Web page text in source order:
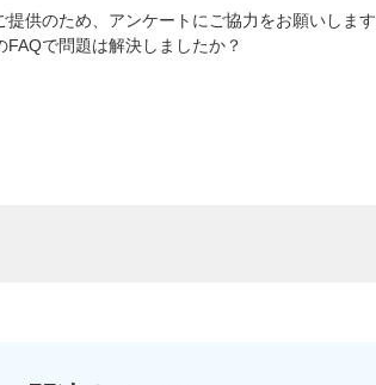
提供のため、アンケートにご協力をお願いしま
FAQで問題は解決しましたか？